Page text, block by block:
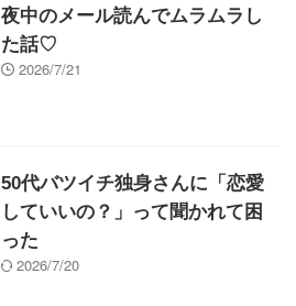
夜中のメール読んでムラムラし
た話♡
2026/7/21
50代バツイチ独身さんに「恋愛
していいの？」って聞かれて困
った
2026/7/20